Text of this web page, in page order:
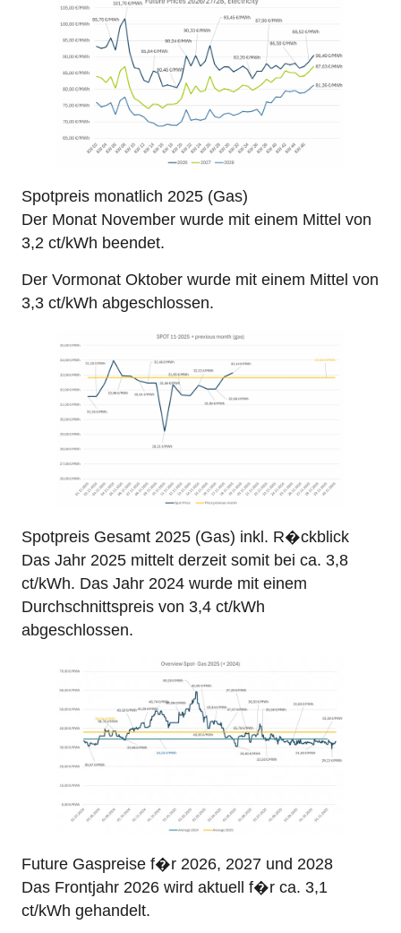
Spotpreis monatlich 2025 (Gas)
Der Monat November wurde mit einem Mittel von
3,2 ct/kWh beendet.
Der Vormonat Oktober wurde mit einem Mittel von
3,3 ct/kWh abgeschlossen.
Spotpreis Gesamt 2025 (Gas) inkl. R�ckblick
Das Jahr 2025 mittelt derzeit somit bei ca. 3,8
ct/kWh. Das Jahr 2024 wurde mit einem
Durchschnittspreis von 3,4 ct/kWh
abgeschlossen.
Future Gaspreise f�r 2026, 2027 und 2028
Das Frontjahr 2026 wird aktuell f�r ca. 3,1
ct/kWh gehandelt.